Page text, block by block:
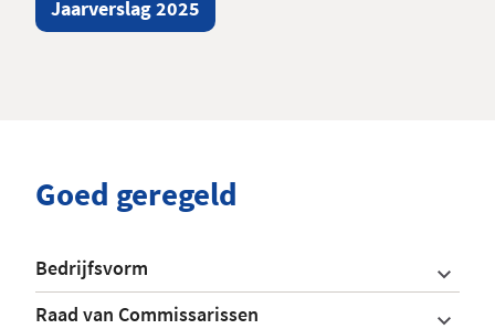
Jaarverslag 2025
Goed geregeld
Bedrijfsvorm
Raad van Commissarissen